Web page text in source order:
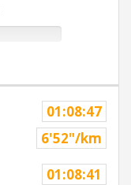
01:08:47
6'52"/km
01:08:41